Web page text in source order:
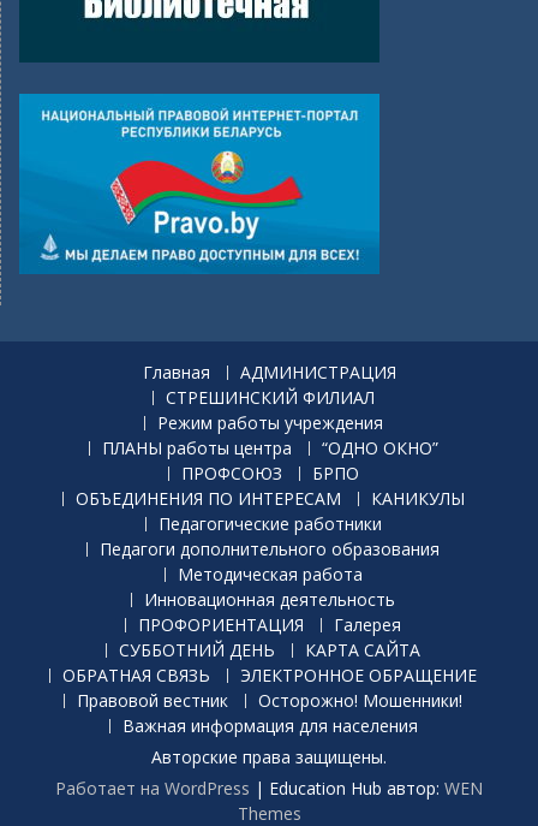
Главная
АДМИНИСТРАЦИЯ
СТРЕШИНСКИЙ ФИЛИАЛ
Режим работы учреждения
ПЛАНЫ работы центра
“ОДНО ОКНО”
ПРОФСОЮЗ
БРПО
ОБЪЕДИНЕНИЯ ПО ИНТЕРЕСАМ
КАНИКУЛЫ
Педагогические работники
Педагоги дополнительного образования
Методическая работа
Инновационная деятельность
ПРОФОРИЕНТАЦИЯ
Галерея
СУББОТНИЙ ДЕНЬ
КАРТА САЙТА
ОБРАТНАЯ СВЯЗЬ
ЭЛЕКТРОННОЕ ОБРАЩЕНИЕ
Правовой вестник
Осторожно! Мошенники!
Важная информация для населения
Авторские права защищены.
Работает на WordPress | Education Hub автор: WEN
Themes